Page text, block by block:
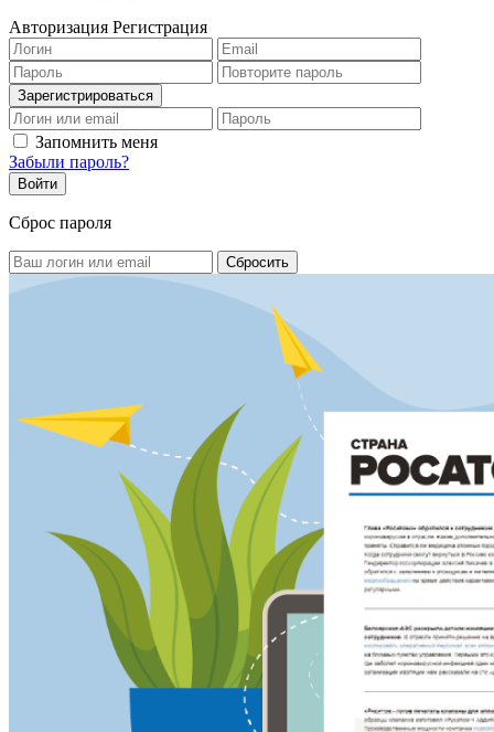
Авторизация Регистрация
Запомнить меня
Забыли пароль?
Сброс пароля